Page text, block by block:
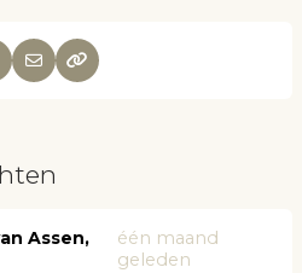
Assen,
één maand
geleden